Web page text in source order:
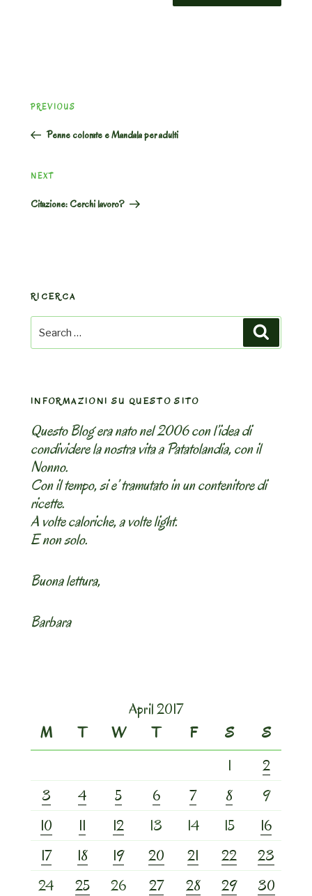
navigation
Previous
Post
PREVIOUS
Penne colorate e Mandala per adulti
Next
NEXT
Citazione: Cerchi lavoro?
RICERCA
Search
for:
INFORMAZIONI SU QUESTO SITO
Questo Blog era nato nel 2006 con l’idea di
condividere la nostra vita a Patatolandia, con il
Nonno.
Con il tempo, si e’ tramutato in un contenitore di
ricette.
A volte caloriche, a volte light.
E non solo.
Buona lettura,
Barbara
April 2017
M
T W T F S
S
1
2
3
4 5 6 7 8
9
10
11 12 13 14 15
16
17
18 19 20 21 22
23
24
25 26 27 28 29
30